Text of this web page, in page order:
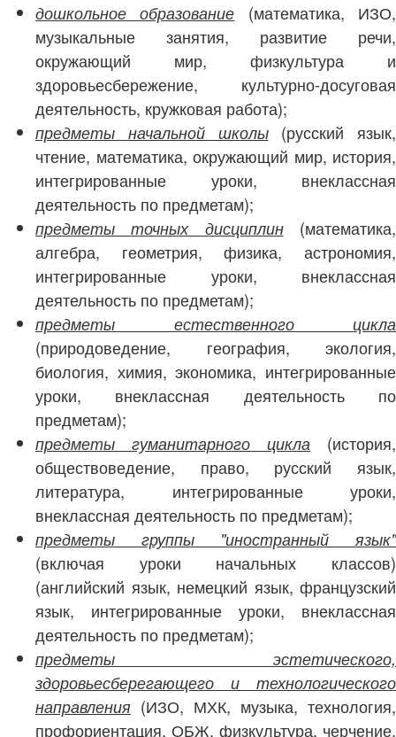
дошкольное образование
(математика, ИЗО,
музыкальные занятия, развитие речи,
окружающий мир, физкультура и
здоровьесбережение, культурно-досуговая
деятельность, кружковая работа);
предметы начальной школы(русский язык,
чтение, математика, окружающий мир, история,
интегрированные уроки, внеклассная
деятельность по предметам);
предметы точных дисциплин(математика,
алгебра, геометрия, физика, астрономия,
интегрированные уроки, внеклассная
деятельность по предметам);
предметы естественного цикла
(природоведение, география, экология,
биология, химия, экономика, интегрированные
уроки, внеклассная деятельность по
предметам);
предметы гуманитарного цикла (история,
обществоведение, право, русский язык,
литература, интегрированные уроки,
внеклассная деятельность по предметам);
предметы группы "иностранный язык"
(включая уроки начальных классов)
(английский язык, немецкий язык, французский
язык, интегрированные уроки, внеклассная
деятельность по предметам);
предметы эстетического,
здоровьесберегающего и технологического
направления (ИЗО, МХК, музыка, технология,
профориентация, ОБЖ, физкультура, черчение,